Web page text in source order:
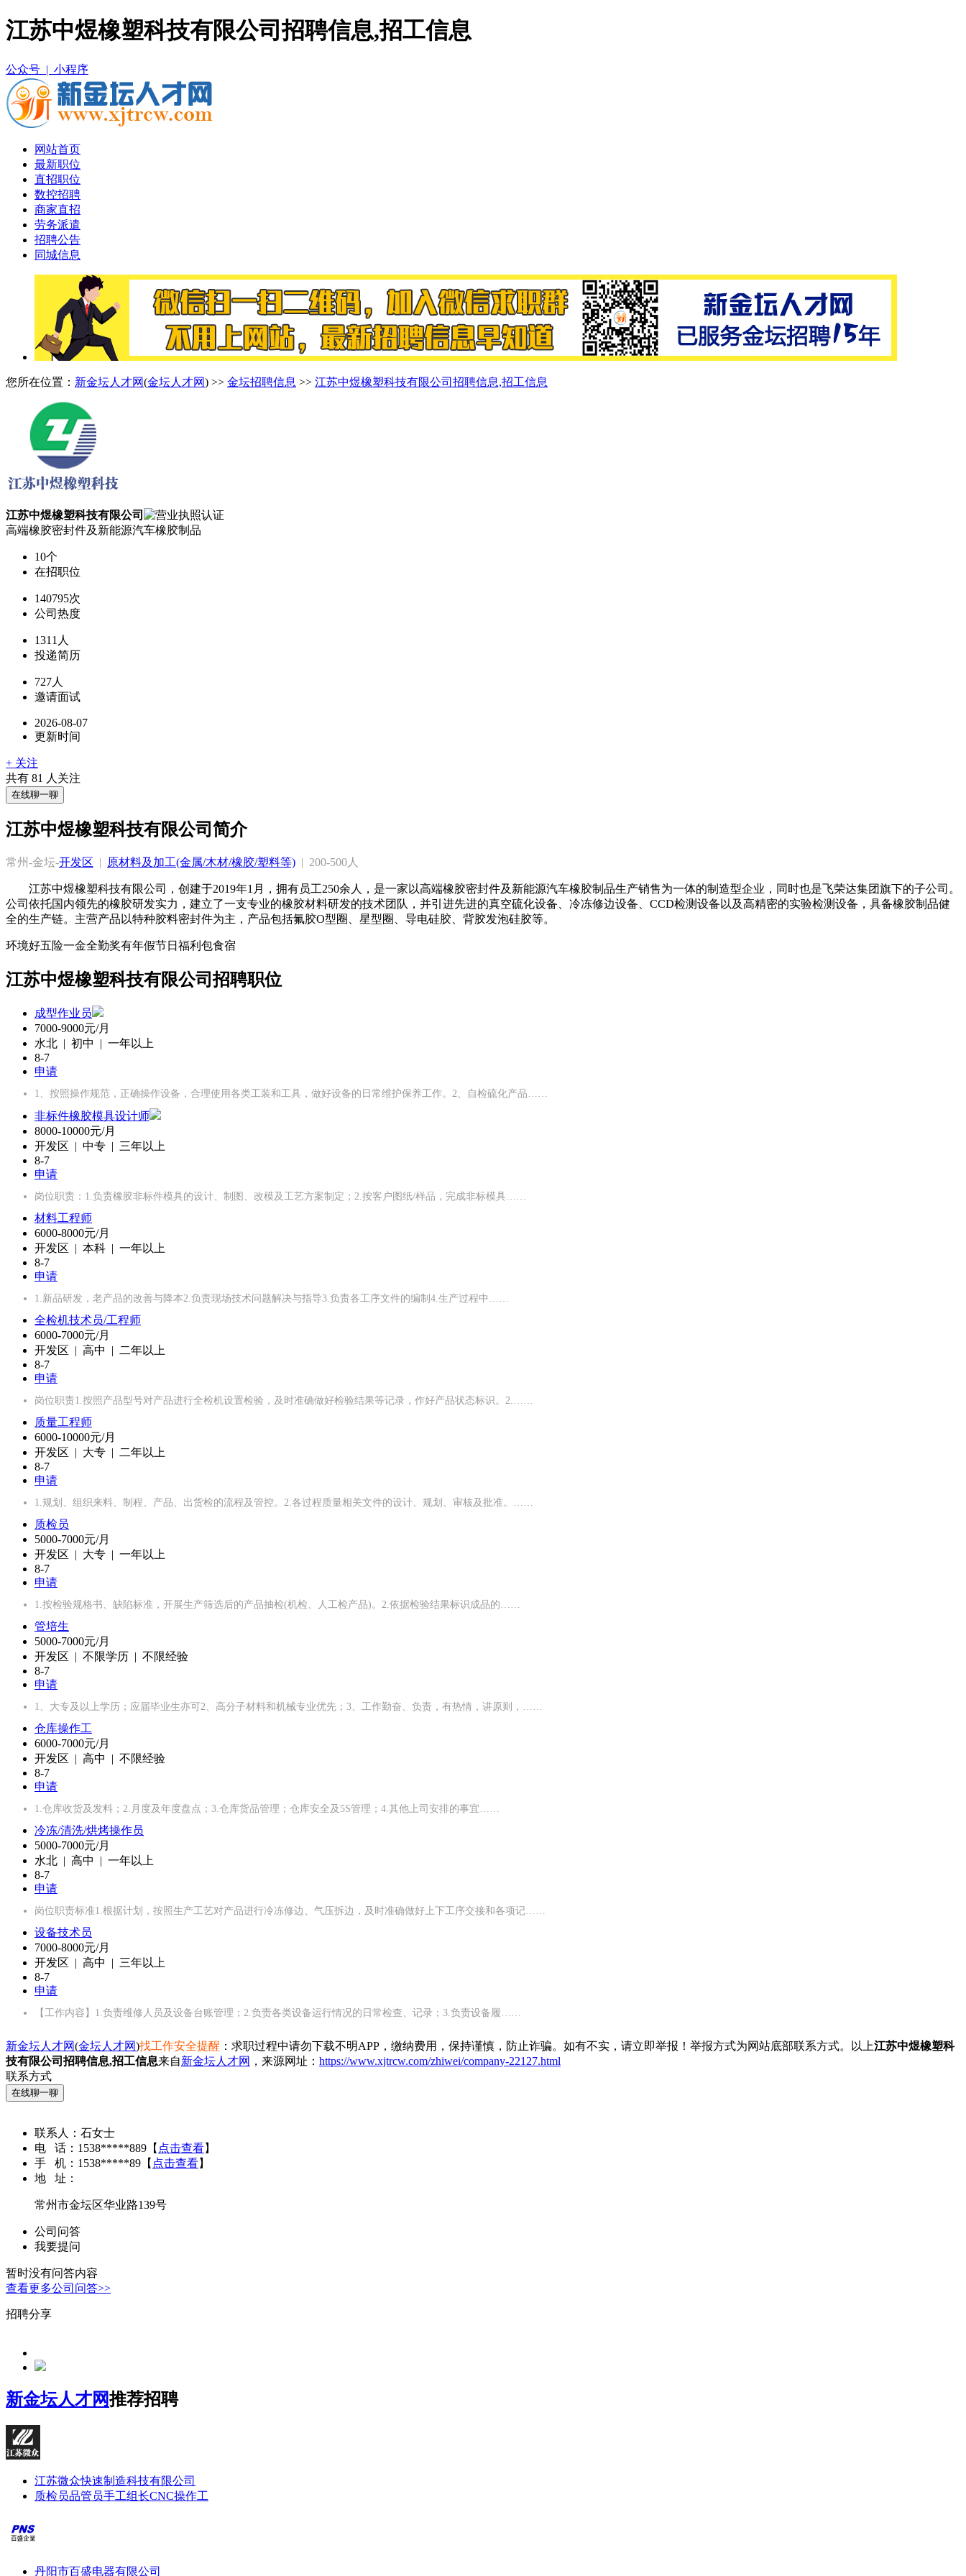
江苏中煜橡塑科技有限公司招聘信息,招工信息
公众号 | 小程序
网站首页
最新职位
直招职位
数控招聘
商家直招
劳务派遣
招聘公告
同城信息
您所在位置： 新金坛人才网(金坛人才网) >> 金坛招聘信息 >> 江苏中煜橡塑科技有限公司招聘信息,招工信息
江苏中煜橡塑科技有限公司
高端橡胶密封件及新能源汽车橡胶制品
10个
在招职位
140795次
公司热度
1311人
投递简历
727人
邀请面试
2026-08-07
更新时间
+ 关注
共有 81 人关注
在线聊一聊
江苏中煜橡塑科技有限公司简介
常州-金坛-开发区 | 原材料及加工(金属/木材/橡胶/塑料等) |  200-500人
江苏中煜橡塑科技有限公司，创建于2019年1月，拥有员工250余人，是一家以高端橡胶密封件及新能源汽车橡胶制品生产销售为一体的制造型企业，同时也是飞荣达集团旗下的子公司。
公司依托国内领先的橡胶研发实力，建立了一支专业的橡胶材料研发的技术团队，并引进先进的真空硫化设备、冷冻修边设备、CCD检测设备以及高精密的实验检测设备，具备橡胶制品健
环境好五险一金全勤奖有年假节日福利 包食宿
江苏中煜橡塑科技有限公司招聘职位
成型作业员
7000-9000元/月
水北 | 初中 | 一年以上
8-7
申请
1、按照操作规范，正确操作设备，合理使用各类工装和工具，做好设备的日常维护保养工作。2、自检硫化产品……
非标件橡胶模具设计师
8000-10000元/月
开发区 | 中专 | 三年以上
8-7
申请
岗位职责：1.负责橡胶非标件模具的设计、制图、改模及工艺方案制定；2.按客户图纸/样品，完成非标模具……
材料工程师
6000-8000元/月
开发区 | 本科 | 一年以上
8-7
申请
1.新品研发，老产品的改善与降本2.负责现场技术问题解决与指导3.负责各工序文件的编制4.生产过程中……
全检机技术员/工程师
6000-7000元/月
开发区 | 高中 | 二年以上
8-7
申请
岗位职责1.按照产品型号对产品进行全检机设置检验，及时准确做好检验结果等记录，作好产品状态标识。2.……
质量工程师
6000-10000元/月
开发区 | 大专 | 二年以上
8-7
申请
1.规划、组织来料、制程、产品、出货检的流程及管控。2.各过程质量相关文件的设计、规划、审核及批准。……
质检员
5000-7000元/月
开发区 | 大专 | 一年以上
8-7
申请
1.按检验规格书、缺陷标准，开展生产筛选后的产品抽检(机检、人工检产品)。2.依据检验结果标识成品的……
管培生
5000-7000元/月
开发区 | 不限学历 | 不限经验
8-7
申请
1、大专及以上学历；应届毕业生亦可2、高分子材料和机械专业优先；3、工作勤奋、负责，有热情，讲原则，……
仓库操作工
6000-7000元/月
开发区 | 高中 | 不限经验
8-7
申请
1.仓库收货及发料；2.月度及年度盘点；3.仓库货品管理；仓库安全及5S管理；4.其他上司安排的事宜……
冷冻/清洗/烘烤操作员
5000-7000元/月
水北 | 高中 | 一年以上
8-7
申请
岗位职责标准1.根据计划，按照生产工艺对产品进行冷冻修边、气压拆边，及时准确做好上下工序交接和各项记……
设备技术员
7000-8000元/月
开发区 | 高中 | 三年以上
8-7
申请
【工作内容】1.负责维修人员及设备台账管理；2.负责各类设备运行情况的日常检查、记录；3.负责设备履……
新金坛人才网(金坛人才网)找工作安全提醒 ：求职过程中请勿下载不明APP，缴纳费用，保持谨慎，防止诈骗。如有不实，请立即举报！举报方式为网站底部联系方式。以上江苏中煜橡塑科
技有限公司招聘信息,招工信息来自新金坛人才网 ，来源网址： https://www.xjtrcw.com/zhiwei/company-22127.html
联系方式
在线聊一聊
联系人： 石女士
电 话： 1538*****889 【 点击查看】
手 机： 1538*****89 【 点击查看】
地 址：
常州市金坛区华业路139号
公司问答
我要提问
暂时没有问答内容
查看更多公司问答>>
招聘分享
新金坛人才网推荐招聘
江苏微众快速制造科技有限公司
质检员品管员手工组长CNC操作工
丹阳市百盛电器有限公司